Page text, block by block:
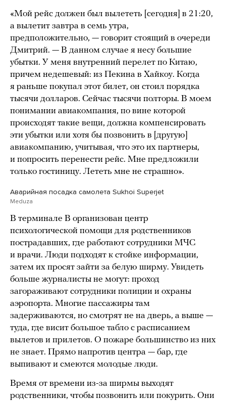
«Мой рейс должен был вылететь [сегодня] в 21:20,
а вылетит завтра в семь утра,
предположительно, — говорит стоящий в очереди
Дмитрий. — В данном случае я несу большие
убытки. У меня внутренний перелет по Китаю,
причем недешевый: из Пекина в Хайкоу. Когда
я раньше покупал этот билет, он стоил порядка
тысячи долларов. Сейчас тысячи полторы. В моем
понимании авиакомпания, по вине которой
происходят такие вещи, должна компенсировать
эти убытки или хотя бы позвонить в [другую]
авиакомпанию, учитывая, что это их партнеры,
и попросить перенести рейс. Мне предложили
только гостиницу. Лететь мне не страшно».
Аварийная посадка самолета Sukhoi Superjet
Meduza
В терминале B организован центр
психологической помощи для родственников
пострадавших, где работают сотрудники МЧС
и врачи. Люди подходят к стойке информации,
затем их просят зайти за белую ширму. Увидеть
больше журналисты не могут: проход
загораживают сотрудники полиции и охраны
аэропорта. Многие пассажиры там
задерживаются, но смотрят не на дверь, а выше —
туда, где висит большое табло с расписанием
вылетов и прилетов. О пожаре большинство из них
не знает. Прямо напротив центра — бар, где
выпивают и смеются молодые люди.
Время от времени из-за ширмы выходят
родственники, чтобы позвонить или покурить. Они